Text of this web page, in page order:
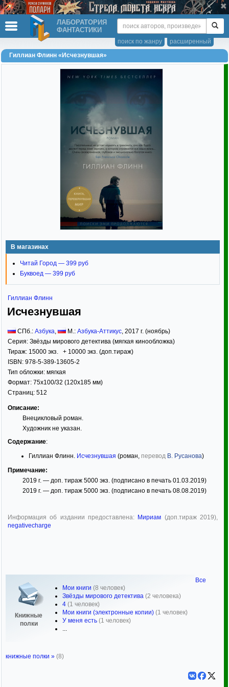
ЛАБОРАТОРИЯ
ФАНТАСТИКИ
расширенный
поиск по жанру
Гиллиан Флинн «Исчезнувшая»
В магазинах
Читай Город — 399 руб
Буквоед — 399 руб
Гиллиан Флинн
Исчезнувшая
СПб.: Азбука, М.: Азбука-Аттикус, 2017 г. (ноябрь)
Серия: Звёзды мирового детектива (мягкая кинообложка)
Тираж: 15000 экз. + 10000 экз. (доп.тираж)
ISBN: 978-5-389-13605-2
Тип обложки: мягкая
Формат: 75x100/32 (120x185 мм)
Страниц: 512
Описание:
Внецикловый роман.
Художник не указан.
Содержание:
Гиллиан Флинн. Исчезнувшая (роман, перевод В. Русанова)
Примечание:
2019 г. — доп. тираж 5000 экз. (подписано в печать 01.03.2019)
2019 г. — доп. тираж 5000 экз. (подписано в печать 08.08.2019)
Информация об издании предоставлена: Мириам (доп.тираж 2019),
negativecharge
Книжные
полки
Мои книги (8 человек)
Звёзды мирового детектива (2 человека)
4 (1 человек)
Мои книги (электронные копии) (1 человек)
У меня есть (1 человек)
...
Все
книжные полки » (8)